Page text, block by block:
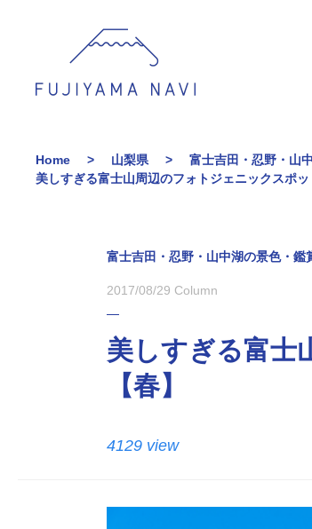
Home 山梨県 富士吉田・忍野・山
美しすぎる富士山周辺のフォトジェニックスポッ
富士吉田・忍野・山中湖の景色・鑑
2017/08/29 Column
美しすぎる富士
【春】
4129 view